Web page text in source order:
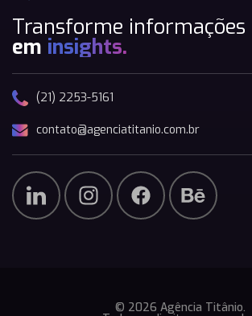
Transforme informações
em insights.
(21) 2253-5161
contato@agenciatitanio.com.br
© 2026 Agência Titânio.